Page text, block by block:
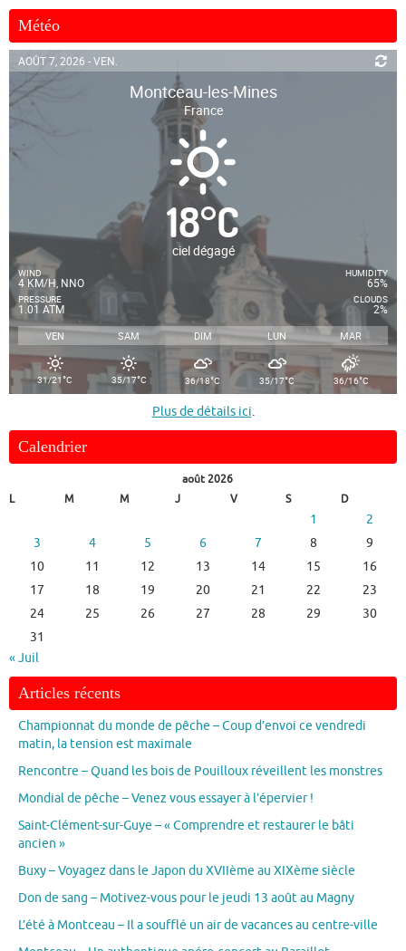
Météo
AOÛT 7, 2026 - VEN.
Montceau-les-Mines
France
18°C
ciel dégagé
WIND
4 KM/H, NNO
PRESSURE
1.01 ATM
HUMIDITY
65%
CLOUDS
2%
VEN SAM DIM LUN MAR
31/21°C 35/17°C 36/18°C 35/17°C 36/16°C
Plus de détails ici.
Calendrier
août 2026
L
M M J V S D
1
2
3
4 5 6 7 8
9
10
11 12 13 14 15
16
17
18 19 20 21 22
23
24
25 26 27 28 29
30
31
« Juil
Articles récents
Championnat du monde de pêche – Coup d’envoi ce vendredi
matin, la tension est maximale
Rencontre – Quand les bois de Pouilloux réveillent les monstres
Mondial de pêche – Venez vous essayer à l’épervier !
Saint-Clément-sur-Guye – « Comprendre et restaurer le bâti
ancien »
Buxy – Voyagez dans le Japon du XVIIème au XIXème siècle
Don de sang – Motivez-vous pour le jeudi 13 août au Magny
L’été à Montceau – Il a soufflé un air de vacances au centre-ville